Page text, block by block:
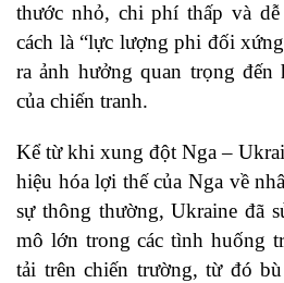
thước nhỏ, chi phí thấp và
cách là “lực lượng phi đối
ra ảnh hưởng quan trọng
của chiến tranh.
Kể từ khi xung đột Nga –
hiệu hóa lợi thế của Nga về
sự thông thường, Ukraine đã
mô lớn trong các tình huống
tải trên chiến trường, từ đó